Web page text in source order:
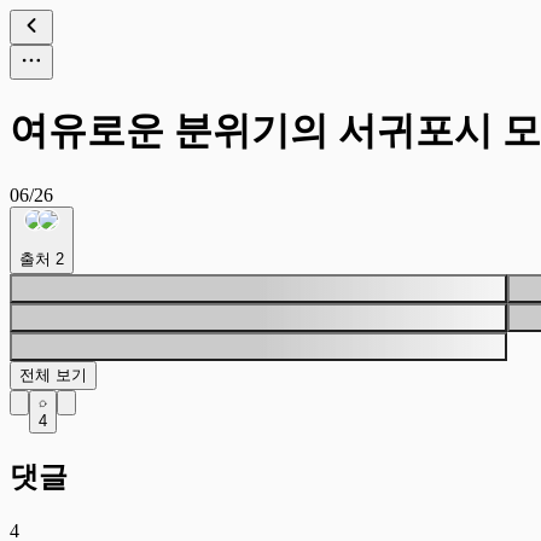
여유로운 분위기의 서귀포시
06/26
출처 2
전체 보기
4
댓글
4